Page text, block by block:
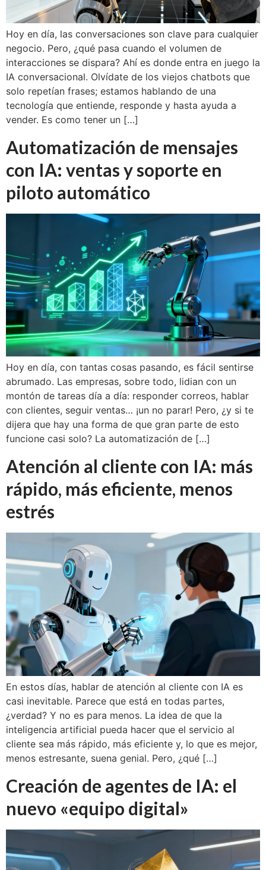
Hoy en día, las conversaciones son clave para cualquier
negocio. Pero, ¿qué pasa cuando el volumen de
interacciones se dispara? Ahí es donde entra en juego la
IA conversacional. Olvídate de los viejos chatbots que
solo repetían frases; estamos hablando de una
tecnología que entiende, responde y hasta ayuda a
vender. Es como tener un […]
Automatización de mensajes
con IA: ventas y soporte en
piloto automático
Hoy en día, con tantas cosas pasando, es fácil sentirse
abrumado. Las empresas, sobre todo, lidian con un
montón de tareas día a día: responder correos, hablar
con clientes, seguir ventas… ¡un no parar! Pero, ¿y si te
dijera que hay una forma de que gran parte de esto
funcione casi solo? La automatización de […]
Atención al cliente con IA: más
rápido, más eficiente, menos
estrés
En estos días, hablar de atención al cliente con IA es
casi inevitable. Parece que está en todas partes,
¿verdad? Y no es para menos. La idea de que la
inteligencia artificial pueda hacer que el servicio al
cliente sea más rápido, más eficiente y, lo que es mejor,
menos estresante, suena genial. Pero, ¿qué […]
Creación de agentes de IA: el
nuevo «equipo digital»